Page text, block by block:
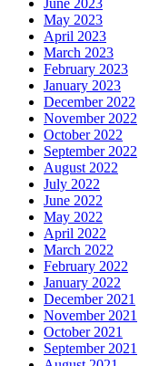
June 2023
May 2023
April 2023
March 2023
February 2023
January 2023
December 2022
November 2022
October 2022
September 2022
August 2022
July 2022
June 2022
May 2022
April 2022
March 2022
February 2022
January 2022
December 2021
November 2021
October 2021
September 2021